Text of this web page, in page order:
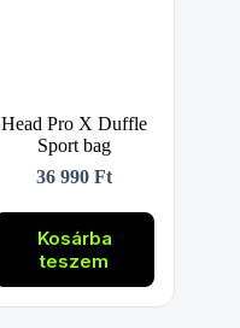
Head Pro X Duffle
Sport bag
36 990Ft
Kosárba
teszem